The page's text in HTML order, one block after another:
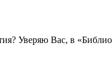
Уверяю Вас, в